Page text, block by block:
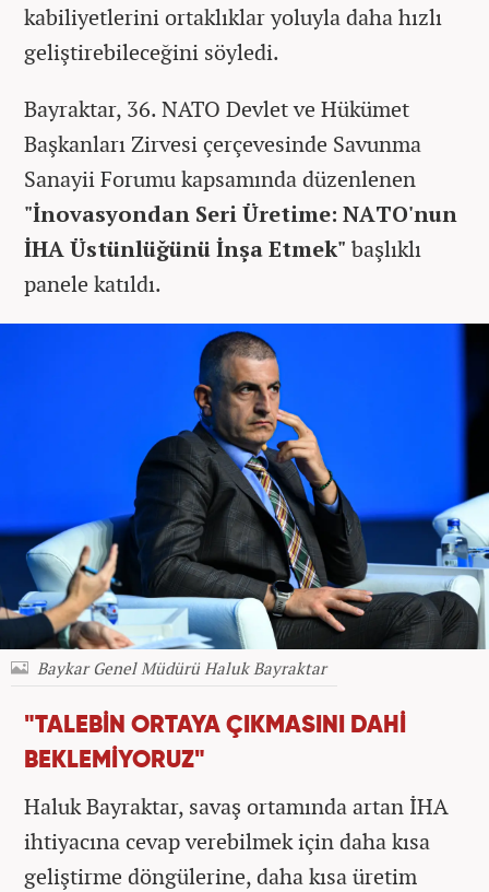
kabiliyetlerini ortaklıklar yoluyla daha hızlı
geliştirebileceğini söyledi.
Bayraktar, 36. NATO Devlet ve Hükümet
Başkanları Zirvesi çerçevesinde Savunma
Sanayii Forumu kapsamında düzenlenen
"İnovasyondan Seri Üretime: NATO'nun
İHA Üstünlüğünü İnşa Etmek" başlıklı
panele katıldı.
Baykar Genel Müdürü Haluk Bayraktar
"TALEBİN ORTAYA ÇIKMASINI DAHİ
BEKLEMİYORUZ"
Haluk Bayraktar, savaş ortamında artan İHA
ihtiyacına cevap verebilmek için daha kısa
geliştirme döngülerine, daha kısa üretim